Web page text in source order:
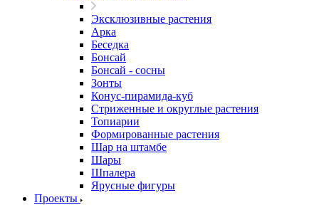
Эксклюзивные растения
Арка
Беседка
Бонсай
Бонсай - сосны
Зонты
Конус-пирамида-куб
Стриженные и округлые растения
Топиарии
Формированные растения
Шар на штамбе
Шары
Шпалера
Ярусные фигуры
Проекты